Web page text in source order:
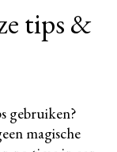
tips &
gebruiken?
magische